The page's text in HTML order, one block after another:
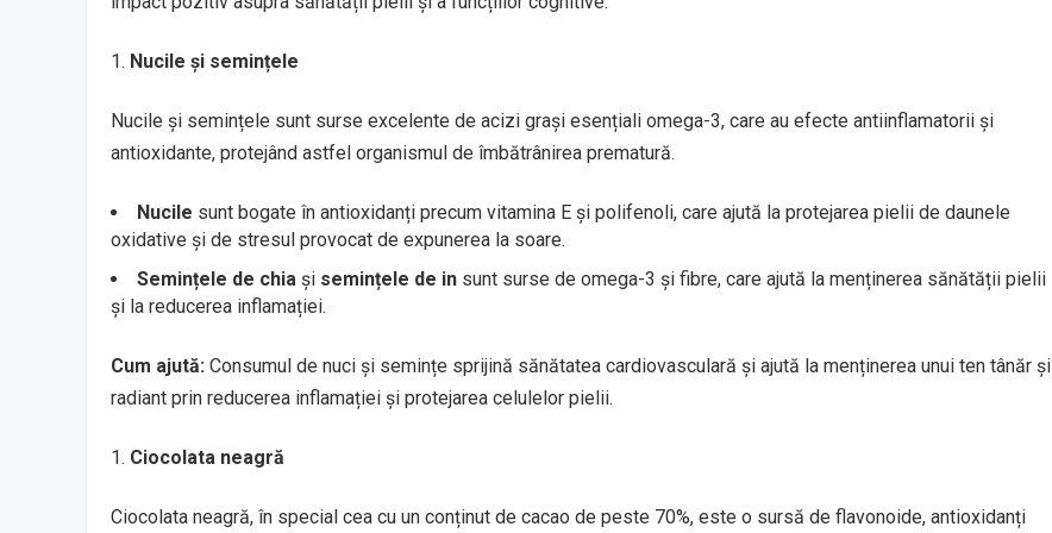
Nucile și semințele
Nucile și semințele sunt surse excelente de acizi grași esențiali omega-3, care au efecte antiinflamatorii și
antioxidante, protejând astfel organismul de îmbătrânirea prematură.
Nucile sunt bogate în antioxidanți precum vitamina E și polifenoli, care ajută la protejarea pielii de daunele
oxidative și de stresul provocat de expunerea la soare.
Semințele de chia și semințele de in sunt surse de omega-3 și fibre, care ajută la menținerea sănătății pielii
și la reducerea inflamației.
Cum ajută: Consumul de nuci și semințe sprijină sănătatea cardiovasculară și ajută la menținerea unui ten tânăr și
radiant prin reducerea inflamației și protejarea celulelor pielii.
Ciocolata neagră
Ciocolata neagră, în special cea cu un conținut de cacao de peste 70%, este o sursă de flavonoide, antioxidanți